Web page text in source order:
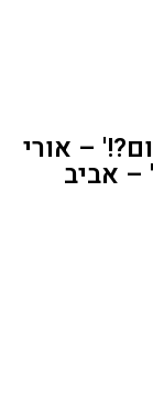
– אורי
– אביב